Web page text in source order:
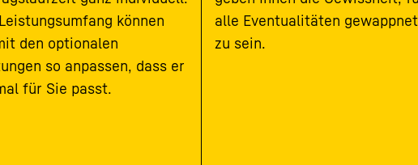
können
den optionalen
so anpassen, dass er
für Sie passt.
alle Eventualitäten gewappnet
zu sein.